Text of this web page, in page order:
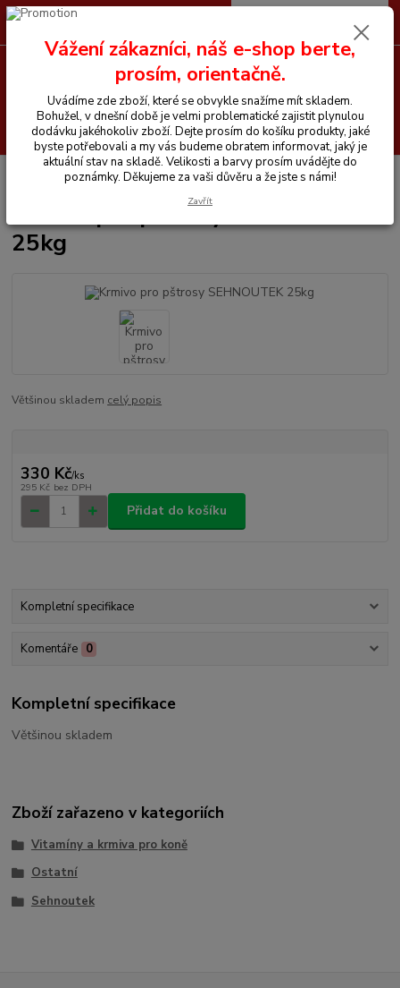
Hledat
+420 605 255 500 0 Kč
Vitamíny a krmiva pro koně Krmivo pro pštrosy SEHNOUTEK 25kg
Krmivo pro pštrosy SEHNOUTEK
25kg
Většinou skladem celý popis
330 Kč/ks
295 Kč bez DPH
Přidat do košíku
Kompletní specifikace
Komentáře 0
Kompletní specifikace
Většinou skladem
Zboží zařazeno v kategoriích
Vitamíny a krmiva pro koně
Ostatní
Sehnoutek
Vážení zákazníci, náš e-shop berte,
prosím, orientačně.
Uvádíme zde zboží, které se obvykle snažíme mít skladem.
Bohužel, v dnešní době je velmi problematické zajistit plynulou
dodávku jakéhokoliv zboží. Dejte prosím do košíku produkty, jaké
byste potřebovali a my vás budeme obratem informovat, jaký je
aktuální stav na skladě. Velikosti a barvy prosím uvádějte do
poznámky. Děkujeme za vaši důvěru a že jste s námi!
Zavřít